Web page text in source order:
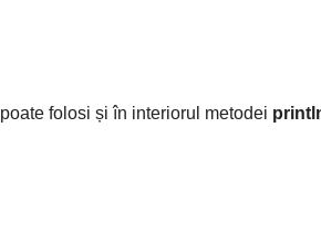
folosi și în interiorul metodei